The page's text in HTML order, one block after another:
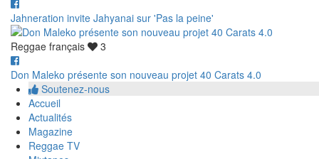
Jahneration invite Jahyanai sur 'Pas la peine'
Reggae français
3
Don Maleko présente son nouveau projet 40 Carats 4.0
Soutenez-nous
Accueil
Actualités
Magazine
Reggae TV